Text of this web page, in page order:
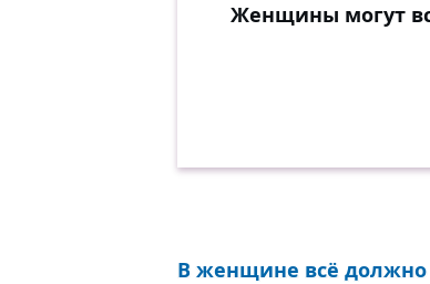
Женщины могут
В женщине всё должно